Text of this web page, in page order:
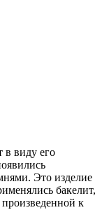
в виду его
Это изделие
бакелит,
к